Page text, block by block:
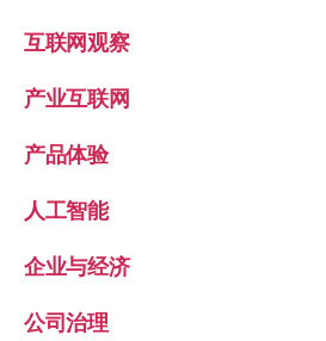
互联网观察
产业互联网
产品体验
人工智能
企业与经济
公司治理